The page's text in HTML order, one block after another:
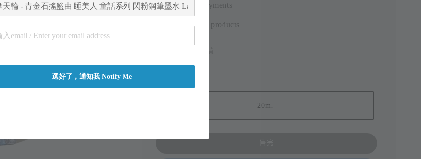
Secure payments
Authentic products
20ml
選好了，通知我 Notify Me